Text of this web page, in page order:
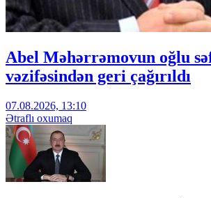
Abel Məhərrəmovun oğlu
vəzifəsindən geri çağırıldı
07.08.2026, 13:10
Ətraflı oxumaq